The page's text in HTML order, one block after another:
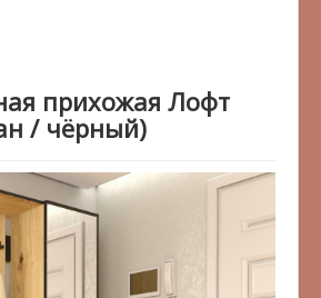
прихожая Лофт
/ чёрный)